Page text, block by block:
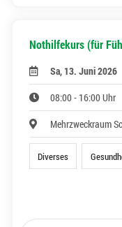
Nothilfekurs (für
Sa, 13. Juni 2026
08:00 - 16:00 Uhr
Mehrzweckraum
Diverses